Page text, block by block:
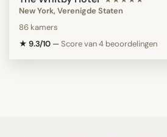
New York, Verenigde Staten
86 kamers
★ 9.3/10 —Score van 4 beoordelingen